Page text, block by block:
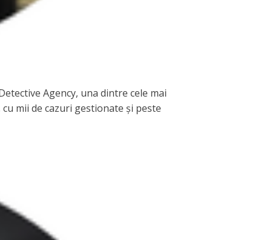
Agency, una dintre cele mai
mii de cazuri gestionate și peste